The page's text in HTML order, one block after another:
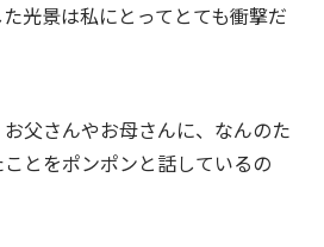
光景は私にとってとても衝撃だ
父さんやお母さんに、なんのた
とをポンポンと話しているの